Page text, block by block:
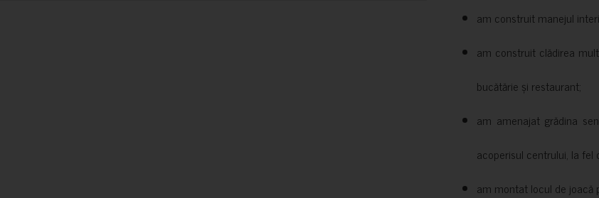
am construit manejul
am construit clădirea
bucătărie și restaurant;
am amenajat grădina
acoperisul centrului, la
am montat locul de joacă